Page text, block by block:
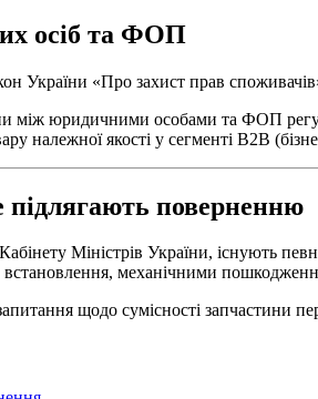
осіб та ФОП
України «Про захист прав
між юридичними особами та ФОП
належної якості у сегменті B2B
поверненню
Міністрів України, існують
встановлення, механічними
щодо сумісності запчастини